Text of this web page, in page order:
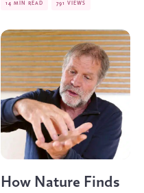
14 MIN READ 791 VIEWS
How Nature Finds